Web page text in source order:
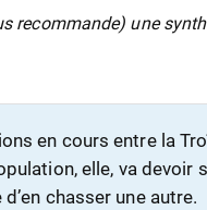
recommande) une
en cours entre la
elle, va devoir
chasser une autre.